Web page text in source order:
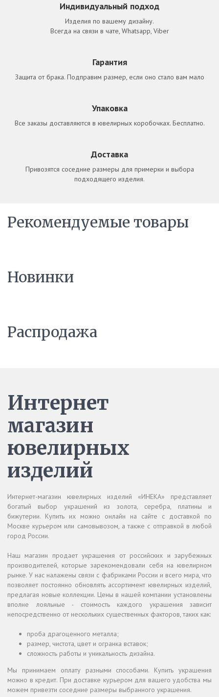
Индивидуальный подход
Изделия по вашему дизайну.
Всегда на связи в чате, Whatsapp, Viber
Гарантия
Защита от брака. Подправим размер, если оно стало вам мало
Упаковка
Все заказы доставляются в ювелирных коробочках. Бесплатно.
Доставка
Привозятся соседние размеры для примерки и выбора
подходящего изделия.
Рекомендуемые товары
Новинки
Распродажа
Интернет
магазин
ювелирных
изделий
Интернет-магазин ювелирных изделий «ИНЕКА» представляет
богатый выбор украшений из золота, серебра, платины и
бижутерии. Купить их можно онлайн на сайте с доставкой по
Москве курьером или самовывозом, а также с отправкой в любой
город России.
Наш магазин продает украшения от российских и зарубежных
производителей, которые зарекомендовали себя на ювелирном
рынке. У нас налажены связи с фабриками России и всего мира, что
позволяет постоянно обновлять ассортимент ювелирных изделий,
предлагая новые коллекции. Цены в нашей компании установлены
вполне лояльные - стоимость каждого украшения зависит
непосредственно от нескольких существенных факторов, таких как:
проба драгоценного металла;
размер, чистота, цвет и огранка вставок;
сложность работы и уникальность дизайна.
Мы принимаем оплату разными способами. Купить украшения
можно в кредит. При доставке курьером для вашего удобства мы
можем привезти соседние размеры выбранного украшения.